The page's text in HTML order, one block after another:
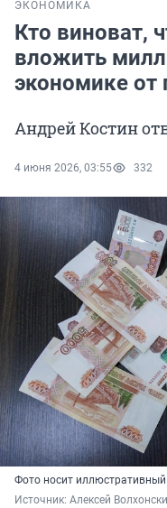
ЭКОНОМИКА
Кто виноват,
вложить
экономике от
Андрей Костин
4 июня 2026, 03:55 332
Фото носит иллюстративный
Источник: Алексей